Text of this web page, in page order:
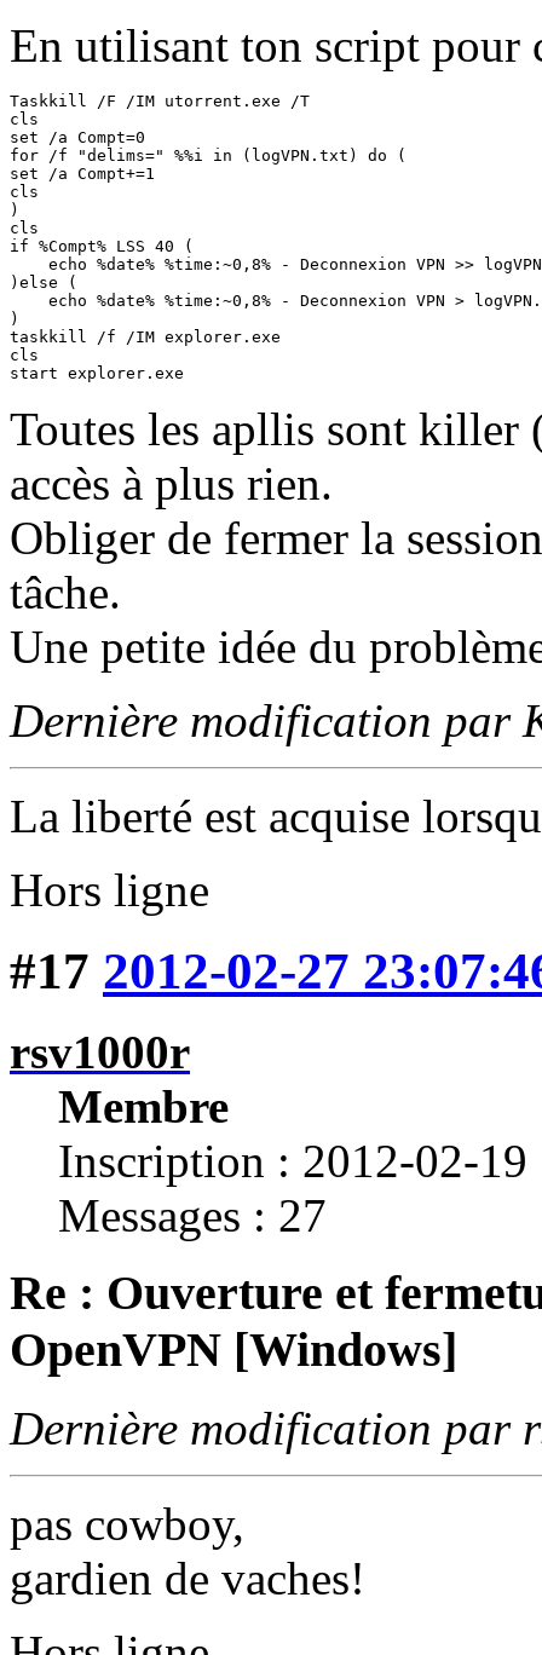
En utilisant ton script pour
Taskkill /F /IM utorrent.exe /T
cls
set /a Compt=0
for /f "delims=" %%i in (logVPN.txt) do (
set /a Compt+=1
cls
)
cls
if %Compt% LSS 40 (
echo %date% %time:~0,8% - Deconnexion VPN >>
)else (
echo %date% %time:~0,8% - Deconnexion VPN >
)
taskkill /f /IM explorer.exe
cls
start explorer.exe
Toutes les apllis sont killer
accès à plus rien.
Obliger de fermer la
tâche.
Une petite idée du
Dernière modification par
La liberté est acquise
Hors ligne
#17 2012-02-27
rsv1000r
Membre
Inscription : 2012-02-19
Messages : 27
Re : Ouverture et
OpenVPN [Windows]
Dernière modification par
pas cowboy,
gardien de vaches!